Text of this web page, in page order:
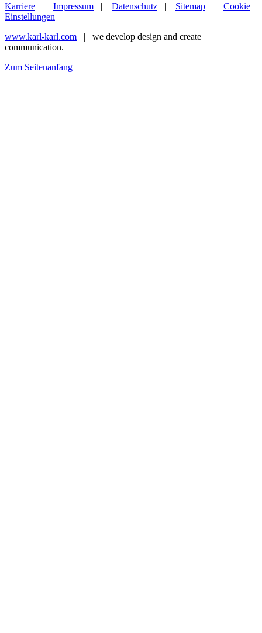
Karriere | Impressum | Datenschutz | Sitemap | Cookie
Einstellungen
www.karl-karl.com | we develop design and create
communication.
Zum Seitenanfang